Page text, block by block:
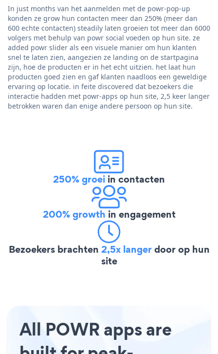
In just months van het aanmelden met de powr-pop-up
konden ze grow hun contacten meer dan 250% (meer dan
600 echte contacten) steadily laten groeien tot meer dan 6000
volgers met behulp van powr social voeden op hun site. ze
added powr slider als een visuele manier om hun klanten
snel te laten zien, aangezien ze landing on de startpagina
zijn, hoe de producten er in het echt uitzien. het laat hun
producten goed zien en gaf klanten naadloos een geweldige
ervaring op locatie. in feite discovered dat bezoekers die
interactie hadden met powr-apps op hun site, 2,5 keer langer
betrokken waren dan enige andere persoon op hun site.
250% groei in contacten
200% growth in engagement
Bezoekers brachten 2,5x langerdoor op hun
site
All POWR apps are